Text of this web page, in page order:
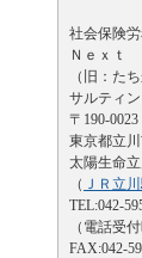
社会保険
Ｎｅｘｔ
（旧：た
サルティン
〒190-0023
東京都立
太陽生命
（ ＪＲ立
TEL:042-
（電話受
FAX:042-